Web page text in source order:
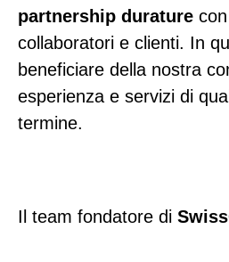
partnership durature
collaboratori e clienti. In
beneficiare della nostra
esperienza e servizi di
termine.
Il team fondatore di